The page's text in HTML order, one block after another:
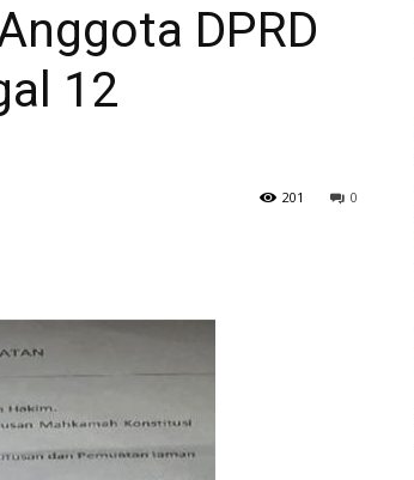
DPRD
12
0
201